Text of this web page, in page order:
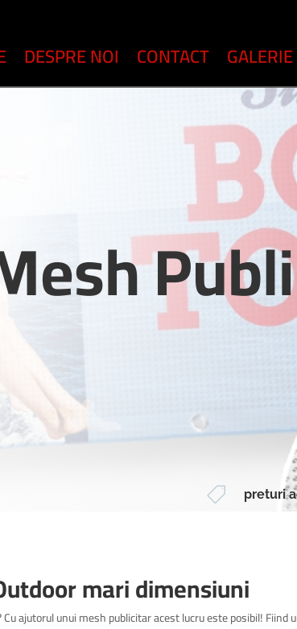
DESPRE NOI CONTACT
 preturi
mari dimensiuni
ajutorul unui mesh publicitar acest lucru este posibil!